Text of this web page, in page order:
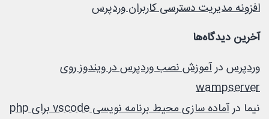
افزونه مدیریت دسترسی کاربران وردپرس
آخرین دیدگاه‌ها
وردپرس درآموزش نصب وردپرس در ویندوز روی
wampserver
نیما درآماده سازی محیط برنامه نویسی vscode برای php